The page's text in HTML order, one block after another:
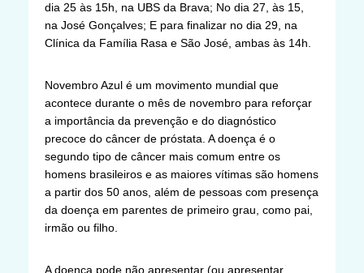
dia 25 às 15h, na UBS da Brava; No dia 27, às 15,
na José Gonçalves; E para finalizar no dia 29, na
Clínica da Família Rasa e São José, ambas às 14h.
Novembro Azul é um movimento mundial que
acontece durante o mês de novembro para reforçar
a importância da prevenção e do diagnóstico
precoce do câncer de próstata. A doença é o
segundo tipo de câncer mais comum entre os
homens brasileiros e as maiores vítimas são homens
a partir dos 50 anos, além de pessoas com presença
da doença em parentes de primeiro grau, como pai,
irmão ou filho.
A doença pode não apresentar (ou apresentar